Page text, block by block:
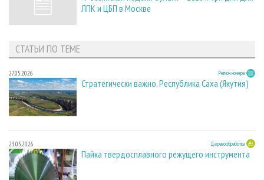
ЛПК и ЦБП в Москве
СТАТЬИ ПО ТЕМЕ
27.05.2026 Регион номера
Стратегически важно. Республика Саха (Якутия)
23.03.2026 Деревообработка
Пайка твердосплавного режущего инструмента